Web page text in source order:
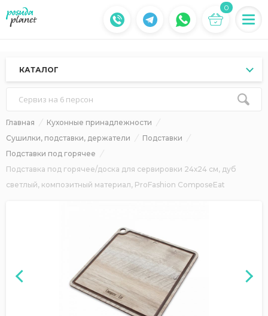
0
КАТАЛОГ
Сервиз на 6 персон
Главная
Кухонные принадлежности
Сушилки, подставки, держатели
Подставки
Подставки под горячее
Подставка под горячее/доска для сервировки 24х24 см, дуб
светлый, композитный материал, ProFashion ComposeEat